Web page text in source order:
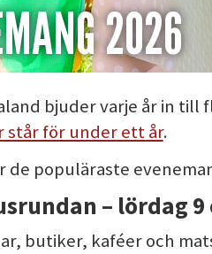
2026
bjuder varje år in till
står för under ett år.
de populäraste
– lördag
butiker, kaféer och